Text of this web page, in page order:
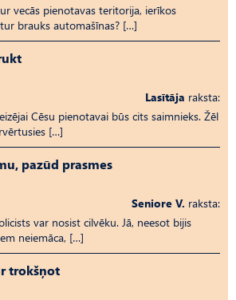
vecās pienotavas teritorija, ierīkos
brauks automašīnas? […]
Lasītāja raksta:
Cēsu pienotavai būs cits saimnieks. Žēl
[…]
pazūd prasmes
Seniore V. raksta:
var nosist cilvēku. Jā, neesot bijis
neiemāca, […]
trokšņot